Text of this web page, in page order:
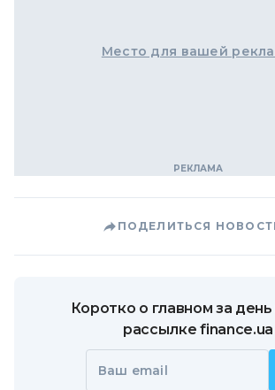
Место для вашей
ПОДЕЛИТЬСЯ
Коротко о главном за день
рассылке finance.ua
Ваш email